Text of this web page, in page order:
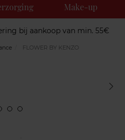
Make-up
bij aankoop van min. 55€
FLOWER BY KENZO